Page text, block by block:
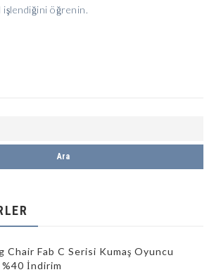
öğrenin.
Chair Fab C Serisi Kumaş Oyuncu
İndirim